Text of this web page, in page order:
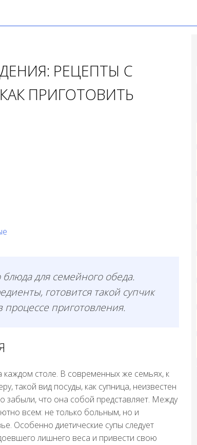
РЕЦЕПТЫ С
ПРИГОТОВИТЬ
для семейного обеда.
готовится такой супчик
приготовления.
столе. В современных же семьях, к
такой вид посуды, как супница, неизвестен
забыли, что она собой представляет. Между
всем: не только больным, но и
Особенно диетические супы следует
лишнего веса и привести свою